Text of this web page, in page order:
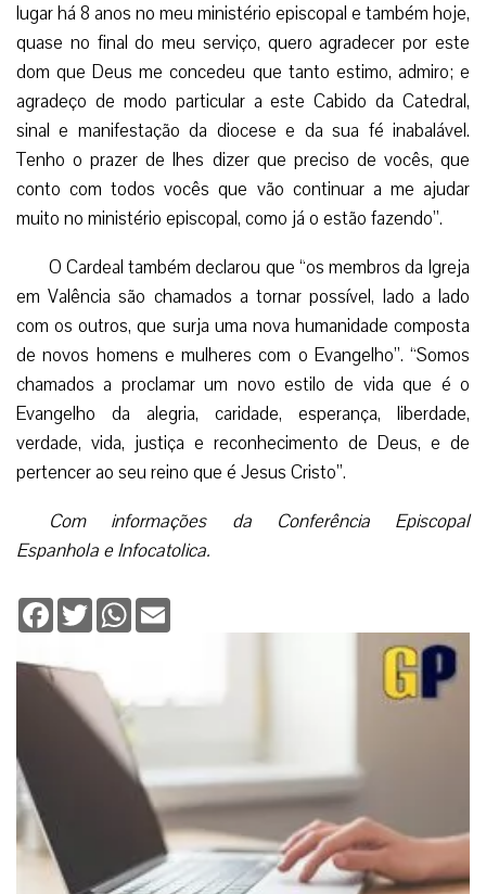
lugar há 8 anos no meu ministério episcopal e também hoje,
quase no final do meu serviço, quero agradecer por este
dom que Deus me concedeu que tanto estimo, admiro; e
agradeço de modo particular a este Cabido da Catedral,
sinal e manifestação da diocese e da sua fé inabalável.
Tenho o prazer de lhes dizer que preciso de vocês, que
conto com todos vocês que vão continuar a me ajudar
muito no ministério episcopal, como já o estão fazendo”.
O Cardeal também declarou que “os membros da Igreja
em Valência são chamados a tornar possível, lado a lado
com os outros, que surja uma nova humanidade composta
de novos homens e mulheres com o Evangelho”. “Somos
chamados a proclamar um novo estilo de vida que é o
Evangelho da alegria, caridade, esperança, liberdade,
verdade, vida, justiça e reconhecimento de Deus, e de
pertencer ao seu reino que é Jesus Cristo”.
Com informações da Conferência Episcopal
Espanhola e Infocatolica.
Facebook
TwitterWhatsApp